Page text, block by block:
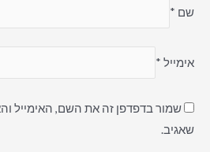
שם *
אימייל *
שמור בדפדפן זה את השם, האימייל
שאגיב.